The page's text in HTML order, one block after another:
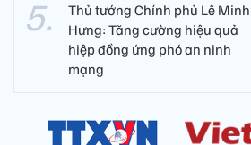
Thủ tướng Chính phủ Lê Minh
Hưng: Tăng cường hiệu quả
hiệp đồng ứng phó an ninh
mạng